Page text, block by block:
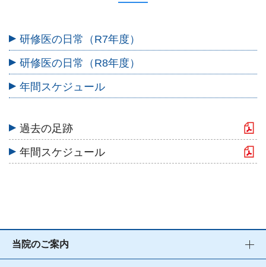
研修医の日常（R7年度）
研修医の日常（R8年度）
年間スケジュール
過去の足跡
年間スケジュール
当院のご案内